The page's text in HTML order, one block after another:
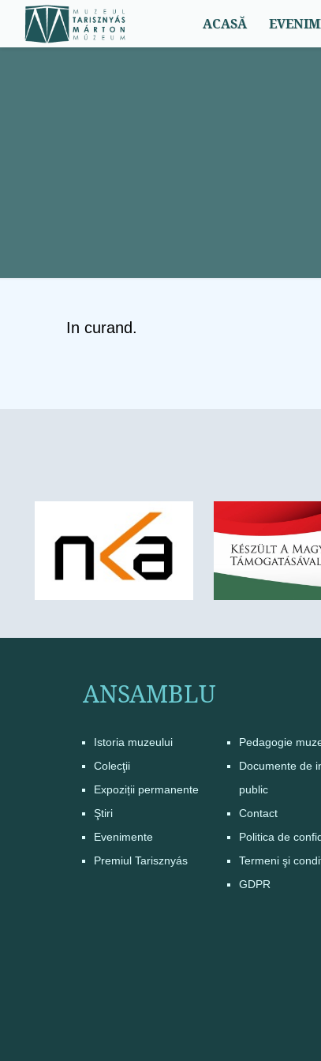
Menü ACASĂ
In curand.
ANSAMBLU
Istoria muzeului
Colecţii
Expoziții permanente
Ştiri
Evenimente
Premiul Tarisznyás
Pedagogie
Documente de
public
Contact
Politica de
Termeni şi
GDPR